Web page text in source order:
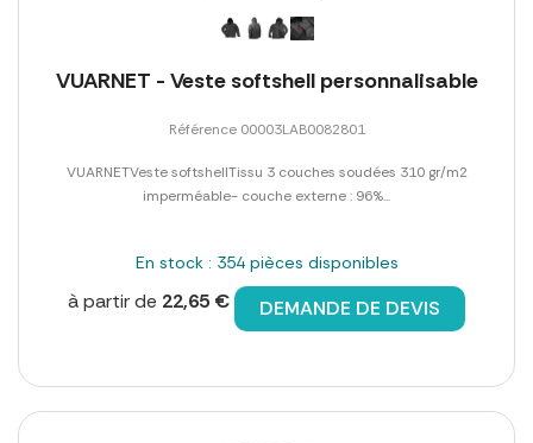
VUARNET - Veste softshell personnalisable
Référence 00003LAB0082801
VUARNETVeste softshellTissu 3 couches soudées 310 gr/m2
imperméable- couche externe : 96%...
En stock : 354 pièces disponibles
à partir de 22,65 € DEMANDE DE DEVIS